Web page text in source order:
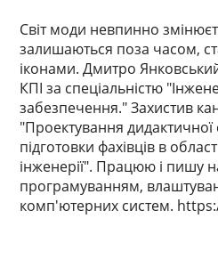
Світ моди невпинно
залишаються поза часом,
іконами. Дмитро
КПІ за спеціальністю
забезпечення." Захистив
"Проектування дидактичної
підготовки фахівців в
інженерії". Працюю і пишу
програмуванням,
комп'ютерних систем.